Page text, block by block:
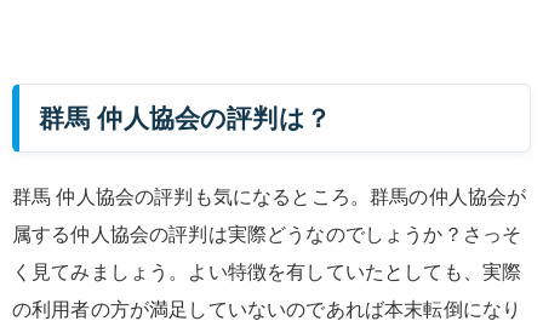
群馬 仲人協会の評判は？
群馬 仲人協会の評判も気になるところ。群馬の仲人協会が
属する仲人協会の評判は実際どうなのでしょうか？さっそ
く見てみましょう。よい特徴を有していたとしても、実際
の利用者の方が満足していないのであれば本末転倒になり